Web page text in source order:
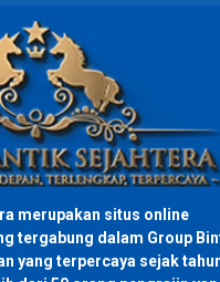
merupakan situs online
tergabung dalam Group
yang terpercaya sejak